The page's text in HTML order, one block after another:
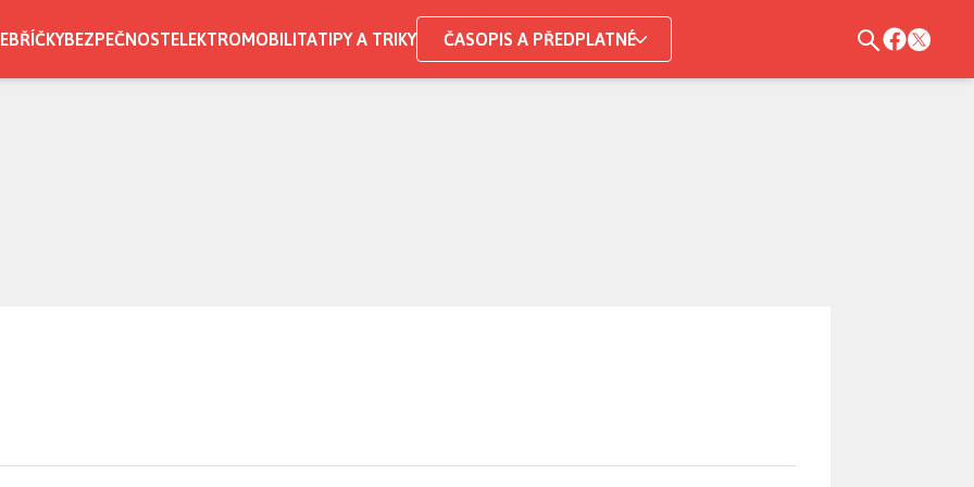
BEZPEČNOSTELEKTROMOBILITATIPY A TRIKY ČASOPIS A PŘEDPLATNÉ